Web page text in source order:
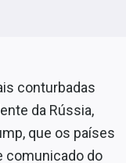
conturbadas
da Rússia,
que os países
comunicado do